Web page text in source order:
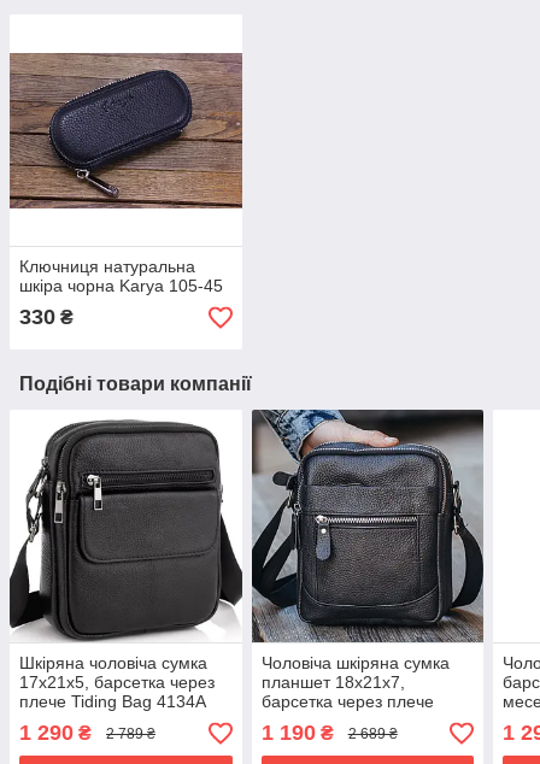
Ключниця натуральна
шкіра чорна Karya 105-45
330 ₴
Подібні товари компанії
Шкіряна чоловіча сумка
17х21х5, барсетка через
плече Tiding Bag 4134A
1 290 ₴ 2 789 ₴
Чоловіча шкіряна сумка
планшет 18х21х7,
барсетка через плече
чорна
1 190₴ 2 689 ₴ 1